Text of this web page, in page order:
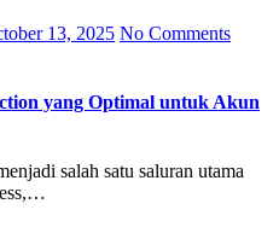
13, 2025 No Comments
yang Optimal untuk Akun